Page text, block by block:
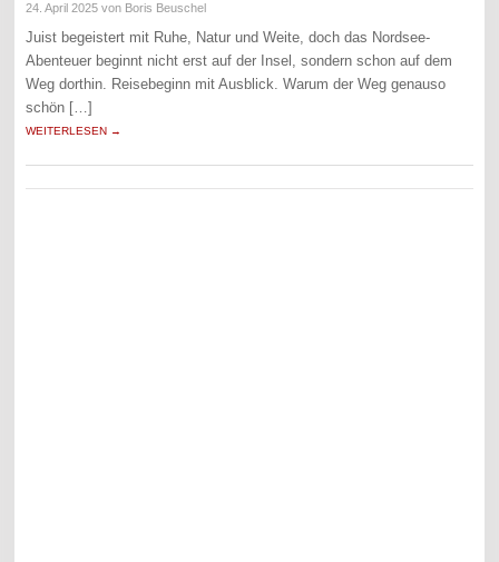
24. April 2025 von Boris Beuschel
Juist begeistert mit Ruhe, Natur und Weite, doch das Nordsee-
Abenteuer beginnt nicht erst auf der Insel, sondern schon auf dem
Weg dorthin. Reisebeginn mit Ausblick. Warum der Weg genauso
schön […]
WEITERLESEN →